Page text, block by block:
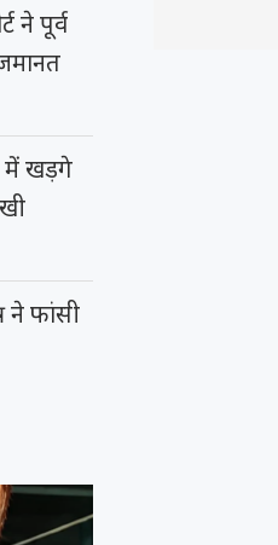
ने पूर्व
में खड़गे
ने फांसी